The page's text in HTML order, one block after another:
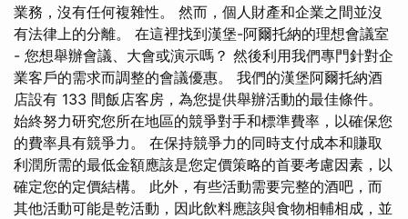
業務，沒有任何複雜性。 然而，個人財產和企業之間並沒
有法律上的分離。 在這裡找到漢堡-阿爾托納的理想會議室
- 您想舉辦會議、大會或演示嗎？ 然後利用我們專門針對企
業客戶的需求而調整的會議優惠。 我們的漢堡阿爾托納酒
店設有 133 間飯店客房，為您提供舉辦活動的最佳條件。
始終努力研究您所在地區的競爭對手和標準費率，以確保您
的費率具有競爭力。 在保持競爭力的同時支付成本和賺取
利潤所需的最低金額應該是您定價策略的首要考慮因素，以
確定您的定價結構。 此外，有些活動需要完整的酒吧，而
其他活動可能是乾活動，因此飲料應該與食物相輔相成，並